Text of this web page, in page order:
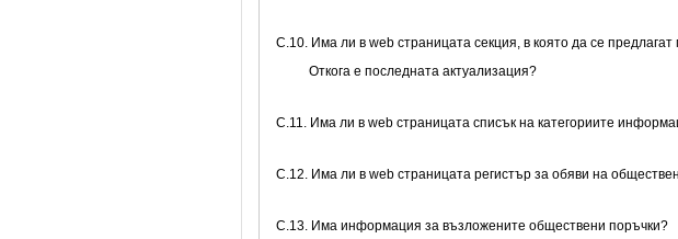
C.10. Има ли в web страницата секция, в която да се
Откога е последната актуализация?
C.11. Има ли в web страницата списък на категориите
C.12. Има ли в web страницата регистър за обяви на
C.13. Има информация за възложените обществени поръчки?